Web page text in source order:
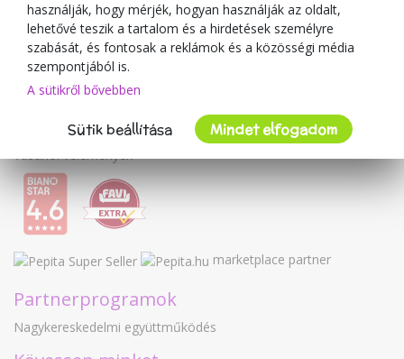
A kereskedőről
Mimulo.hu
Felhasználási feltételek
Adatvédelmi irányelvek
Együttműködés
Vásárlói vélemények
marketplace partner
Partnerprogramok
Nagykereskedelmi együttműködés
használják, hogy mérjék, hogyan használják az oldalt,
lehetővé teszik a tartalom és a hirdetések személyre
szabását, és fontosak a reklámok és a közösségi média
szempontjából is.
A sütikről bővebben
Sütik beállítása Mindet elfogadom